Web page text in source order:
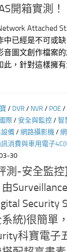
開箱實測！
Attached
中已經是不可或
音圖文創作檔案
此，針對這樣擁
/ DVR / NVR / POE /
際/ 安全與監控/智
備/網路攝影機/
消費與車用電子
30
測-安全監
Security
統)很簡單
科寶電子